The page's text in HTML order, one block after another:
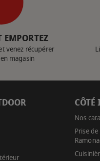
EMPORTEZ
venez récupérer
en magasin
Nos
Prise